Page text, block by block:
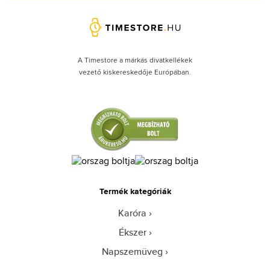
A Timestore a márkás divatkellékek
vezető kiskereskedője Európában.
Termék kategóriák
Karóra
Ékszer
Napszemüveg